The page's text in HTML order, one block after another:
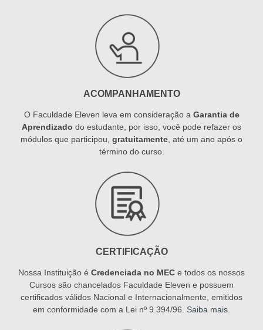
ACOMPANHAMENTO
O Faculdade Eleven leva em consideração a Garantia de
Aprendizado do estudante, por isso, você pode refazer os
módulos que participou, gratuitamente , até um ano após o
término do curso.
CERTIFICAÇÃO
Nossa Instituição é Credenciada no MEC e todos os nossos
Cursos são chancelados Faculdade Eleven e possuem
certificados válidos Nacional e Internacionalmente, emitidos
em conformidade com a Lei nº 9.394/96. Saiba mais